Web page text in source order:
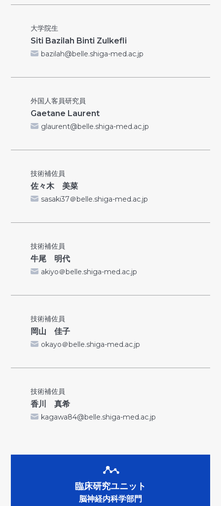
大学院生
Siti Bazilah Binti Zulkefli
bazilah@belle.shiga-med.ac.jp
外国人客員研究員
Gaetane Laurent
glaurent@belle.shiga-med.ac.jp
技術補佐員
佐々木 美菜
sasaki37＠belle.shiga-med.ac.jp
技術補佐員
牛尾 明代
akiyo＠belle.shiga-med.ac.jp
技術補佐員
岡山 佳子
okayo＠belle.shiga-med.ac.jp
技術補佐員
香川 真希
kagawa84@belle.shiga-med.ac.jp
臨床研究ユニット
脳神経内科学部門